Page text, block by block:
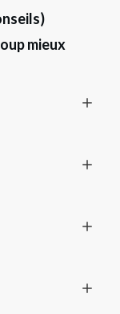
mieux